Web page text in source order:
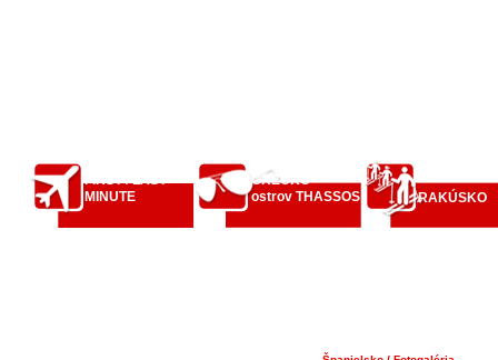
FIRST / LAST
MINUTE
GRÉCKO
ostrov THASSOS
RAKÚSKO